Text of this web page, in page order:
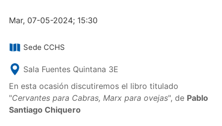
Mar, 07-05-2024; 15:30
Sede CCHS
Sala Fuentes Quintana 3E
En esta ocasión discutiremos el libro titulado
"Cervantes para Cabras, Marx para ovejas", de Pablo
Santiago Chiquero